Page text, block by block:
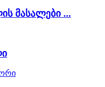
მასალები ...